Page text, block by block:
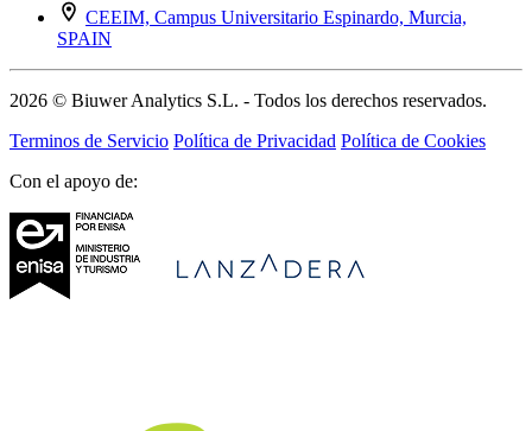
CEEIM, Campus Universitario Espinardo, Murcia,
SPAIN
2026 © Biuwer Analytics S.L. - Todos los derechos reservados.
Terminos de Servicio Política de Privacidad Política de Cookies
Con el apoyo de: